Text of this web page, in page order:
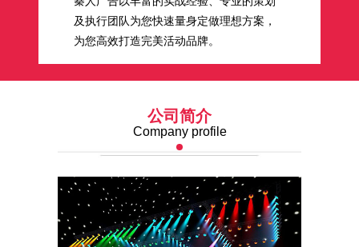
及执行团队为您快速量身定做理想方案，
为您高效打造完美活动品牌。
公司简介
Company profile